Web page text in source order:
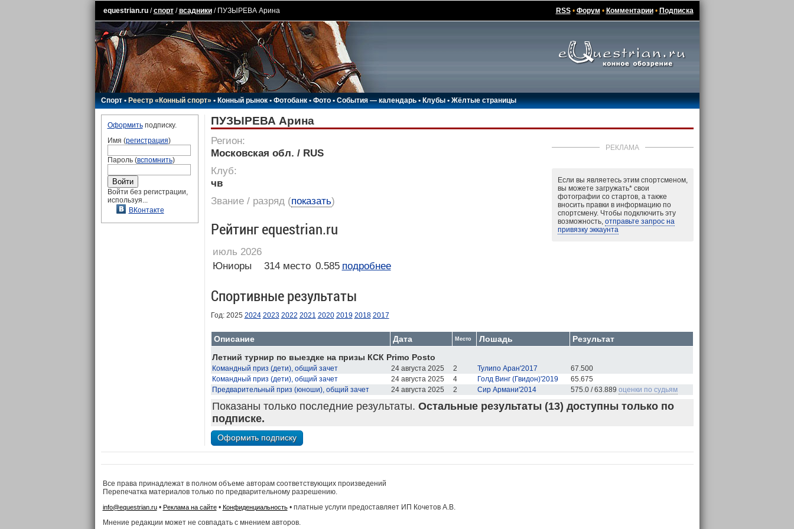
equestrian.ru/спорт/всадники/ ПУЗЫРЕВА Арина RSS• Форум • Комментарии• Подписка
Спорт•Реестр «Конный спорт»•Конный рынок•Фотобанк •Фото•События — календарь•Клубы •Жёлтые страницы
Оформитьподписку.
Имя (регистрация)
Пароль (вспомнить)
Войти без регистрации,
используя...
ВКонтакте
ПУЗЫРЕВА Арина
РЕКЛАМА
Если вы являетесь этим спортсменом,
вы можете загружать*свои
фотографии со стартов, а также
вносить правки в информацию по
спортсмену. Чтобы подключить эту
возможность, отправьте запрос на
привязку эккаунта
Регион:
Московская обл. / RUS
Клуб:
чв
Звание / разряд(показать)
Рейтинг equestrian.ru
июль 2026
Юниоры
314 место 0.585 подробнее
Спортивные результаты
Год: 2025 2024 2023 2022 2021 2020 2019 2018 2017
Описание Дата Место Лошадь
Результат
Летний турнир по выездке на призы КСК Primo Posto
Командный приз (дети), общий зачет 24 августа 2025 2 Тулипо Аран'2017
67.500
Командный приз (дети), общий зачет
24 августа 2025 4 Голд Винг (Гвидон)'2019
65.675
Предварительный приз (юноши), общий зачет
24 августа 2025 2 Сир Армани'2014 575.0 / 63.889 оценки по судьям
Показаны только последние результаты. Остальные результаты (13) доступны только по
подписке.
Все права принадлежат в полном объеме авторам соответствующих произведений
Перепечатка материалов только по предварительному разрешению.
info@equestrian.ru• Реклама на сайте• Конфиденциальность• платные услуги предоставляет ИП Кочетов А.В.
Мнение редакции может не совпадать с мнением авторов.